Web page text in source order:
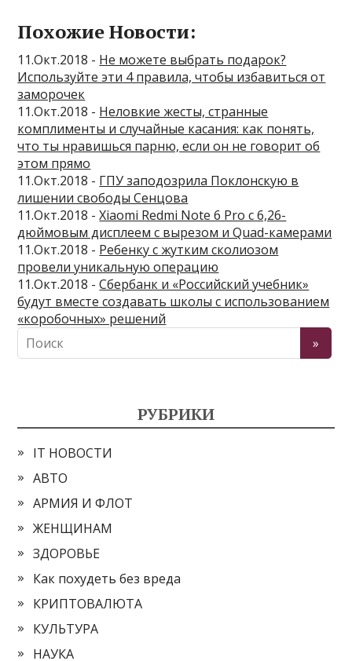
Похожие Новости:
11.Окт.2018 - Не можете выбрать подарок?
Используйте эти 4 правила, чтобы избавиться от
заморочек
11.Окт.2018 - Неловкие жесты, странные
комплименты и случайные касания: как понять,
что ты нравишься парню, если он не говорит об
этом прямо
11.Окт.2018 - ГПУ заподозрила Поклонскую в
лишении свободы Сенцова
11.Окт.2018 -Xiaomi Redmi Note 6 Pro с 6,26-
дюймовым дисплеем с вырезом и Quad-камерами
11.Окт.2018 - Ребенку с жутким сколиозом
провели уникальную операцию
11.Окт.2018 -Сбербанк и «Российский учебник»
будут вместе создавать школы с использованием
«коробочных» решений
РУБРИКИ
IT НОВОСТИ
АВТО
АРМИЯ И ФЛОТ
ЖЕНЩИНАМ
ЗДОРОВЬЕ
Как похудеть без вреда
КРИПТОВАЛЮТА
КУЛЬТУРА
НАУКА